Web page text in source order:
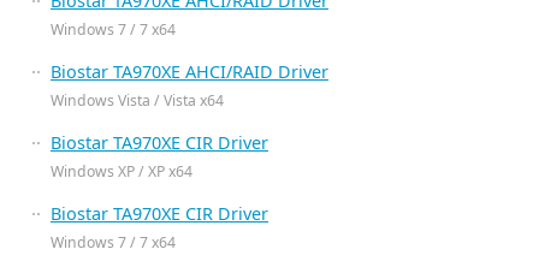
Windows 7 / 7 x64
Biostar TA970XE AHCI/RAID Driver
Windows Vista / Vista x64
Biostar TA970XE CIR Driver
Windows XP / XP x64
Biostar TA970XE CIR Driver
Windows 7 / 7 x64